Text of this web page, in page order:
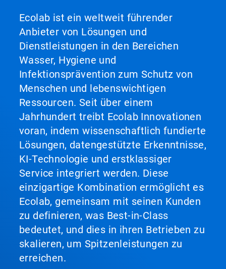
Ecolab ist ein weltweit führender
Anbieter von Lösungen und
Dienstleistungen in den Bereichen
Wasser, Hygiene und
Infektionsprävention zum Schutz von
Menschen und lebenswichtigen
Ressourcen. Seit über einem
Jahrhundert treibt Ecolab Innovationen
voran, indem wissenschaftlich fundierte
Lösungen, datengestützte Erkenntnisse,
KI-Technologie und erstklassiger
Service integriert werden. Diese
einzigartige Kombination ermöglicht es
Ecolab, gemeinsam mit seinen Kunden
zu definieren, was Best-in-Class
bedeutet, und dies in ihren Betrieben zu
skalieren, um Spitzenleistungen zu
erreichen.